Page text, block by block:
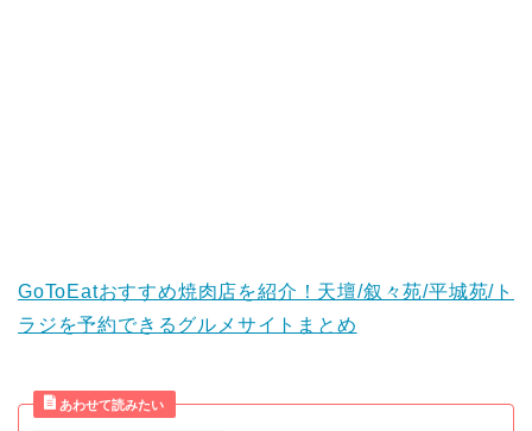
GoToEatおすすめ焼肉店を紹介！天壇/叙々苑/平城苑/ト
ラジを予約できるグルメサイトまとめ